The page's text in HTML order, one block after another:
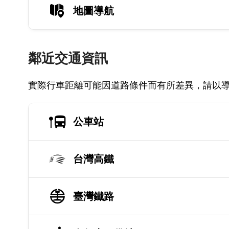
地圖導航
鄰近交通資訊
實際行車距離可能因道路條件而有所差異，請以
公車站
台灣高鐵
臺灣鐵路